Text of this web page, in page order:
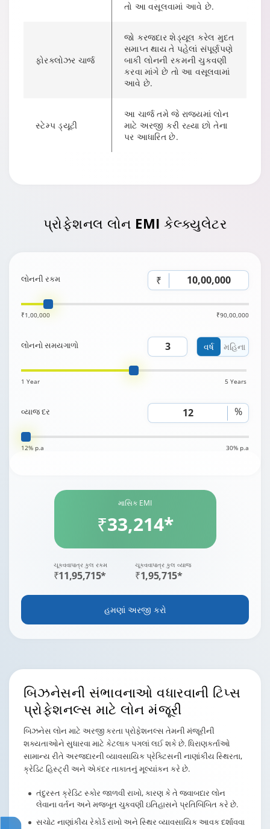
તો આ વસૂલવામાં આવે છે.
ફોરક્લોઝર ચાર્જ
જો કરજદાર શેડ્યૂલ કરેલ મુદત
સમાપ્ત થાય તે પહેલાં સંપૂર્ણપણે
બાકી લોનની રકમની ચુકવણી
કરવા માંગે છે તો આ વસૂલવામાં
આવે છે.
સ્ટેમ્પ ડ્યૂટી
આ ચાર્જ તમે જે રાજ્યમાં લોન
માટે અરજી કરી રહ્યા છો તેના
પર આધારિત છે.
પ્રોફેશનલ લોન EMI કેલ્ક્યુલેટર
લોનની રકમ ₹
₹1,00,000 ₹90,00,000
વર્ષ મહિના
લોનનો સમયગાળો
1 Year 5 Years
વ્યાજ દર %
12% p.a 30% p.a
માસિક EMI
₹33,214*
ચૂકવવાપાત્ર કુલ રકમ
₹11,95,715*
ચૂકવવાપાત્ર કુલ વ્યાજ
₹1,95,715*
હમણાં અરજી કરો
બિઝનેસની સંભાવનાઓ વધારવાની ટિપ્સ
પ્રોફેશનલ્સ માટે લોન મંજૂરી
બિઝનેસ લોન માટે અરજી કરતા પ્રોફેશનલ્સ તેમની મંજૂરીની
શક્યતાઓને સુધારવા માટે કેટલાક પગલાં લઈ શકે છે. ધિરાણકર્તાઓ
સામાન્ય રીતે અરજદારની વ્યાવસાયિક પ્રેક્ટિસની નાણાંકીય સ્થિરતા,
ક્રેડિટ હિસ્ટ્રી અને એકંદર તાકાતનું મૂલ્યાંકન કરે છે.
તંદુરસ્ત ક્રેડિટ સ્કોર જાળવી રાખો, કારણ કે તે જવાબદાર લોન
લેવાના વર્તન અને મજબૂત ચુકવણી ઇતિહાસને પ્રતિબિંબિત કરે છે.
સચોટ નાણાંકીય રેકોર્ડ રાખો અને સ્થિર વ્યાવસાયિક આવક દર્શાવવા